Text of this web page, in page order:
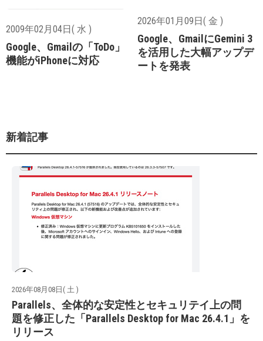
2009年02月04日( 水 )
Google、Gmailの「ToDo」
機能がiPhoneに対応
2026年01月09日( 金 )
Google、GmailにGemini 3
を活用した大幅アップデ
ートを発表
新着記事
2026年08月08日( 土 )
Parallels、全体的な安定性とセキュリテイ上の問
題を修正した「Parallels Desktop for Mac 26.4.1」を
リリース